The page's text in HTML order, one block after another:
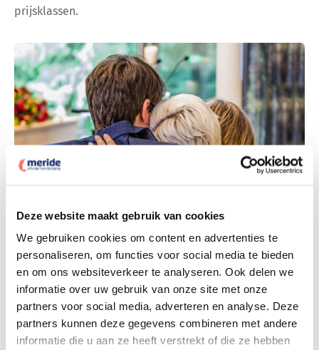
Deze website maakt gebruik van cookies
We gebruiken cookies om content en advertenties te
personaliseren, om functies voor social media te bieden
en om ons websiteverkeer te analyseren. Ook delen we
informatie over uw gebruik van onze site met onze
partners voor social media, adverteren en analyse. Deze
partners kunnen deze gegevens combineren met andere
informatie die u aan ze heeft verstrekt of die ze hebben
prijsklassen.
Bekijk tarieven voor crematie
Bekijk tarieven voor begrafenis